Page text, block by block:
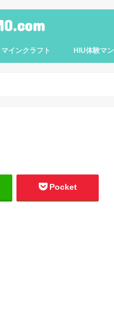
マインクラフト HIU体験マ
Pocket